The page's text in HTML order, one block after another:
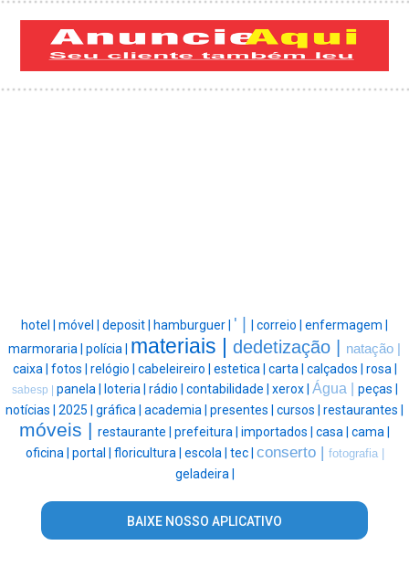
hotel | móvel | deposit | hamburguer | ' | correio | enfermagem |
marmoraria | polícia | materiais | dedetização |
natação |
caixa | fotos | relógio | cabeleireiro | estetica | carta | calçados | rosa |
sabesp | panela | loteria | rádio | contabilidade | xerox | Água | peças |
notícias | 2025 | gráfica | academia | presentes | cursos | restaurantes |
móveis | restaurante | prefeitura | importados | casa | cama |
oficina | portal | floricultura | escola | tec | conserto | fotografia |
geladeira |
BAIXE NOSSO APLICATIVO